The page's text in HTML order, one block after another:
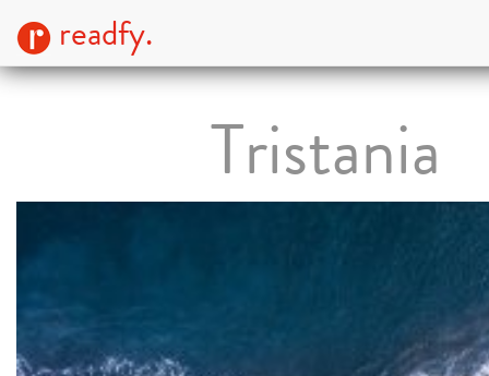
readfy.
Tristania